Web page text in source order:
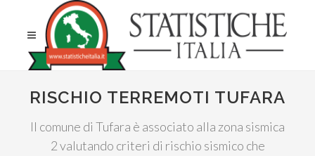
RISCHIO TERREMOTI TUFARA
Il comune di Tufara è associato alla zona sismica
2 valutando criteri di rischio sismico che